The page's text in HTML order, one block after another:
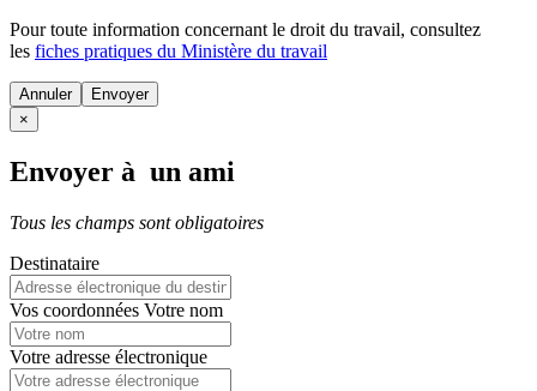
Pour toute information concernant le droit du travail, consultez
les fiches pratiques du Ministère du travail
Annuler
×
Envoyer à un ami
Tous les champs sont obligatoires
Destinataire
Vos coordonnées Votre nom
Votre adresse électronique